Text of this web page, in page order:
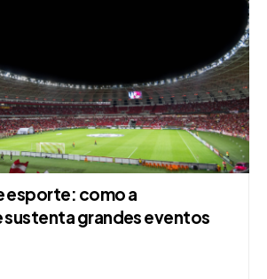
esporte: como a
grandes eventos